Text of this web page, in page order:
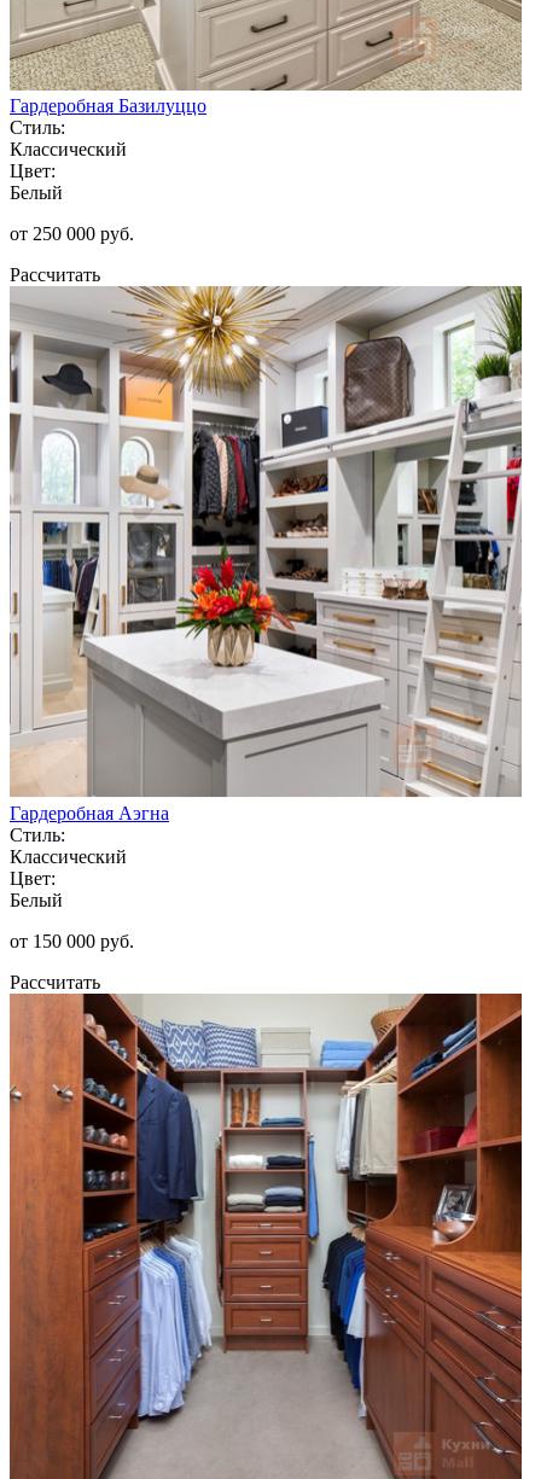
Гардеробная Базилуццо
Стиль:
Классический
Цвет:
Белый
от 250 000 руб.
Рассчитать
Гардеробная Аэгна
Стиль:
Классический
Цвет:
Белый
от 150 000 руб.
Рассчитать